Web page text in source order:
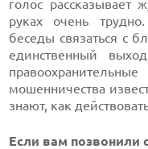
голос рассказывает
руках очень
беседы связаться с
единственный
мошенничества
знают, как
Если вам позвонили